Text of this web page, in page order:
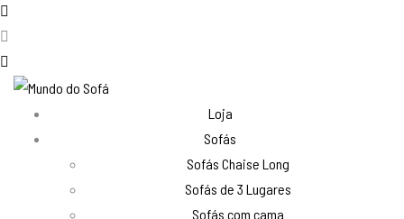
Loja
Sofás
Sofás Chaise Long
Sofás de 3 Lugares
Sofás com cama